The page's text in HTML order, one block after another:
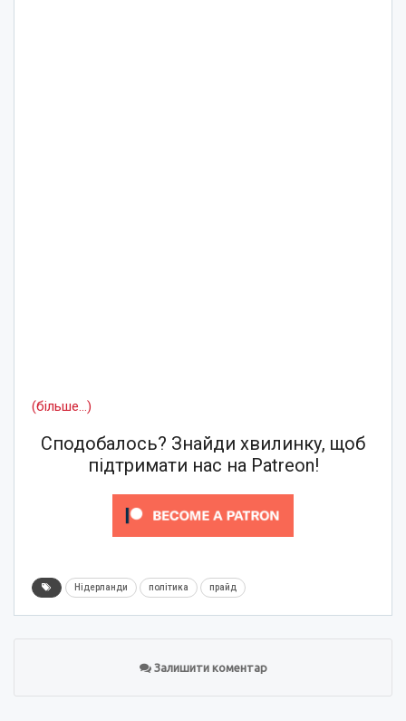
(більше…)
Сподобалось? Знайди хвилинку, щоб
підтримати нас на Patreon!
Нідерланди політика прайд
Залишити коментар